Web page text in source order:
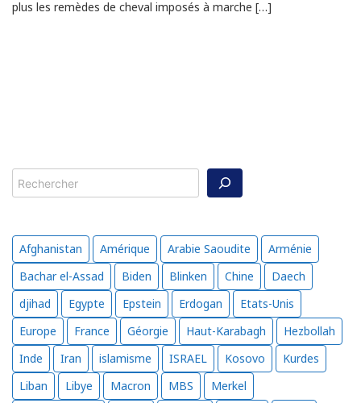
plus les remèdes de cheval imposés à marche […]
Rechercher
Afghanistan Amérique Arabie Saoudite
Arménie
Bachar el-Assad
Biden Blinken Chine
Daech
djihad
Egypte Epstein Erdogan
Etats-Unis
Europe
France Géorgie Haut-Karabagh
Hezbollah
Inde
Iran islamisme ISRAEL Kosovo
Kurdes
Liban
Libye Macron MBS
Merkel